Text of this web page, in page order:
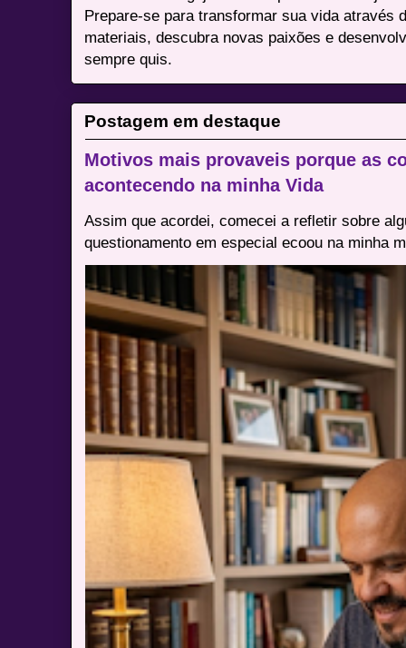
Prepare-se para transformar sua vida através
materiais, descubra novas paixões e
sempre quis.
Postagem em destaque
Motivos mais provaveis porque as
acontecendo na minha Vida
Assim que acordei, comecei a refletir sobre
questionamento em especial ecoou na minha